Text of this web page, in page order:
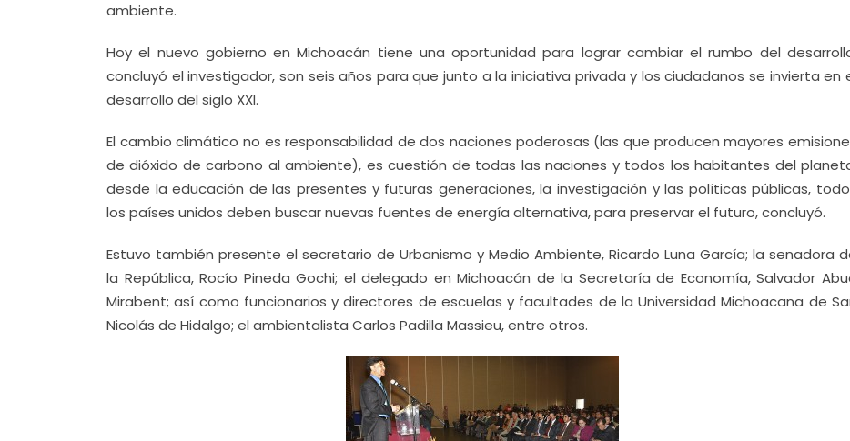
ambiente.
Hoy el nuevo gobierno en Michoacán tiene una oportunidad para lograr cambiar el rumbo del
concluyó el investigador, son seis años para que junto a la iniciativa privada y los ciudadanos se invierta en
desarrollo del siglo XXI.
El cambio climático no es responsabilidad de dos naciones poderosas (las que producen mayores
de dióxido de carbono al ambiente), es cuestión de todas las naciones y todos los habitantes del
desde la educación de las presentes y futuras generaciones, la investigación y las políticas públicas,
los países unidos deben buscar nuevas fuentes de energía alternativa, para preservar el futuro, concluyó.
Estuvo también presente el secretario de Urbanismo y Medio Ambiente, Ricardo Luna García; la senadora
la República, Rocío Pineda Gochi; el delegado en Michoacán de la Secretaría de Economía, Salvador
Mirabent; así como funcionarios y directores de escuelas y facultades de la Universidad Michoacana de
Nicolás de Hidalgo; el ambientalista Carlos Padilla Massieu, entre otros.